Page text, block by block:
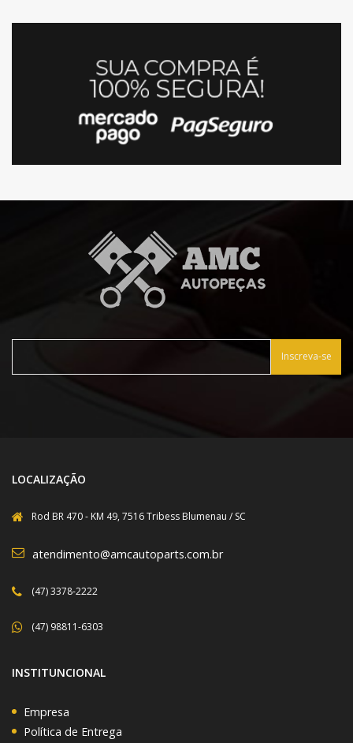
Inscreva-se
LOCALIZAÇÃO
Rod BR 470 - KM 49, 7516 Tribess Blumenau / SC
atendimento@amcautoparts.com.br
(47) 3378-2222
(47) 98811-6303
INSTITUNCIONAL
Empresa
Política de Entrega